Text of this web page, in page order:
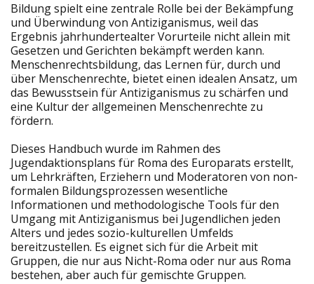
Bildung spielt eine zentrale Rolle bei der Bekämpfung
und Überwindung von Antiziganismus, weil das
Ergebnis jahrhundertealter Vorurteile nicht allein mit
Gesetzen und Gerichten bekämpft werden kann.
Menschenrechtsbildung, das Lernen für, durch und
über Menschenrechte, bietet einen idealen Ansatz, um
das Bewusstsein für Antiziganismus zu schärfen und
eine Kultur der allgemeinen Menschenrechte zu
fördern.
Dieses Handbuch wurde im Rahmen des
Jugendaktionsplans für Roma des Europarats erstellt,
um Lehrkräften, Erziehern und Moderatoren von non-
formalen Bildungsprozessen wesentliche
Informationen und methodologische Tools für den
Umgang mit Antiziganismus bei Jugendlichen jeden
Alters und jedes sozio-kulturellen Umfelds
bereitzustellen. Es eignet sich für die Arbeit mit
Gruppen, die nur aus Nicht-Roma oder nur aus Roma
bestehen, aber auch für gemischte Gruppen.